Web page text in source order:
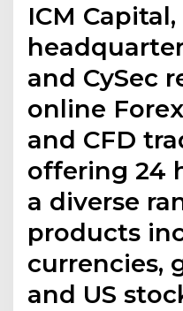
ICM Capital,
and CySec
online
and CFD
offering 24
a diverse
products
currencies,
and US